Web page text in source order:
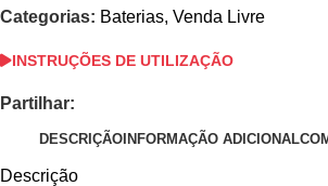
Categorias: Baterias, Venda Livre
INSTRUÇÕES DE UTILIZAÇÃO
Partilhar:
DESCRIÇÃOINFORMAÇÃO ADICIONAL
Descrição